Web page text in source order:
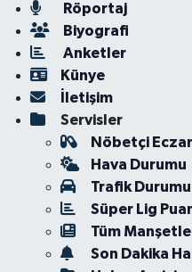
Röportaj
Biyografi
Anketler
Künye
İletişim
Servisler
Nöbetçi
Hava Durumu
Trafik Durumu
Süper Lig
Tüm
Son Dakika